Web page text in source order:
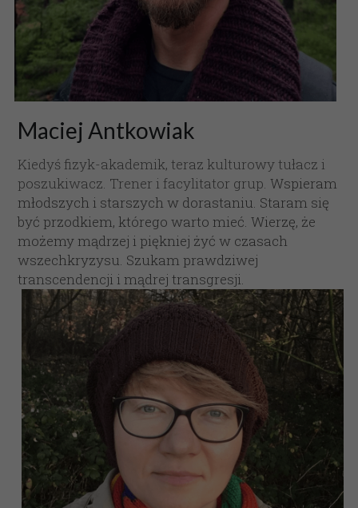
Maciej Antkowiak
Kiedyś fizyk-akademik, teraz kulturowy tułacz i
poszukiwacz. Trener i facylitator grup. Wspieram
młodszych i starszych w dorastaniu. Staram się
być przodkiem, którego warto mieć. Wierzę, że
możemy mądrzej i piękniej żyć w czasach
wszechkryzysu. Szukam prawdziwej
transcendencji i mądrej transgresji.